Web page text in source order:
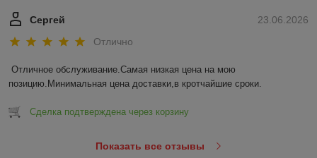
23.06.2026
Сергей
Отлично
Отличное обслуживание.Самая низкая цена на мою
позицию.Минимальная цена доставки,в кротчайшие сроки.
Сделка подтверждена через корзину
Показать все отзывы